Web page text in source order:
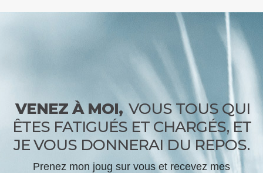
VENEZ À MOI, VOUS TOUS QUI
ÊTES FATIGUÉS ET CHARGÉS, ET
JE VOUS DONNERAI DU REPOS.
Prenez mon joug sur vous et recevez mes